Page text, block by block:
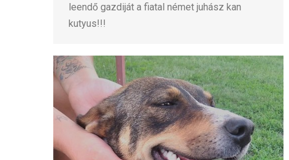
leendő gazdiját a fiatal német juhász kan
kutyus!!!